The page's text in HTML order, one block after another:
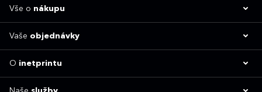
Vše o nákupu
Vaše objednávky
O inetprintu